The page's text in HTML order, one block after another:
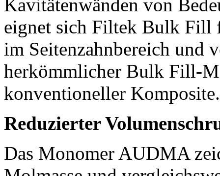
Kavitätenwänden von
eignet sich Filtek Bulk Fill
im Seitenzahnbereich und
herkömmlicher Bulk Fill-
konventioneller Komposite.
Reduzierter
Das Monomer AUDMA